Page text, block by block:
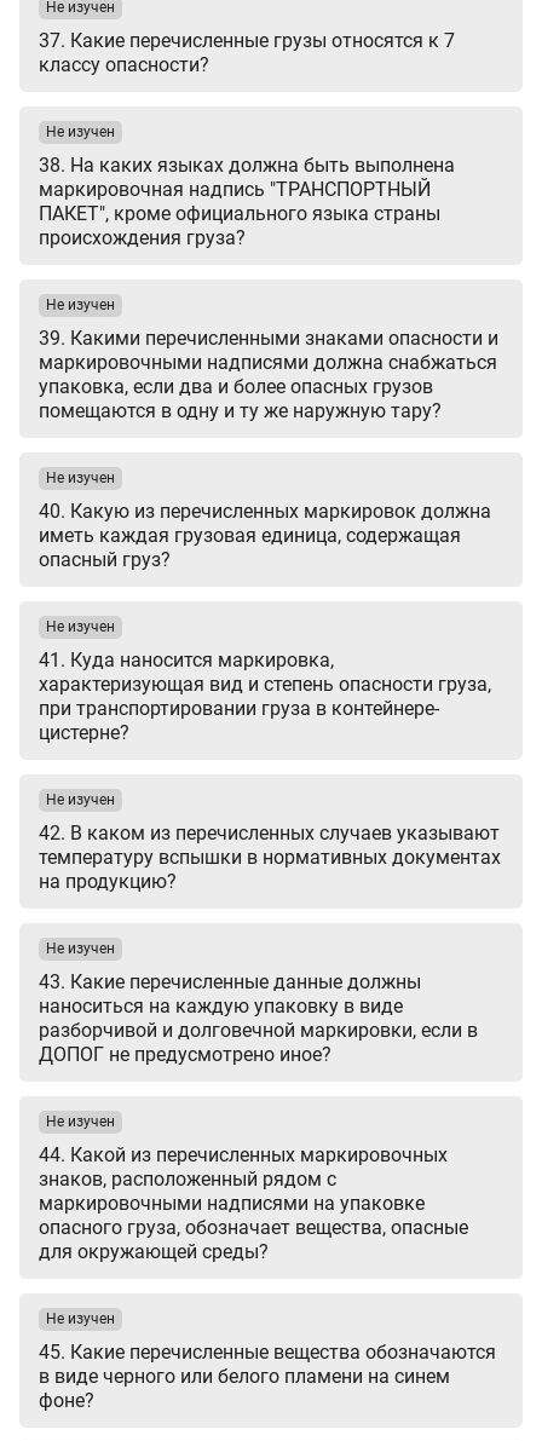
37. Какие перечисленные грузы относятся к 7
классу опасности?
Не изучен
38. На каких языках должна быть выполнена
маркировочная надпись "ТРАНСПОРТНЫЙ
ПАКЕТ", кроме официального языка страны
происхождения груза?
Не изучен
39. Какими перечисленными знаками опасности и
маркировочными надписями должна снабжаться
упаковка, если два и более опасных грузов
помещаются в одну и ту же наружную тару?
Не изучен
40. Какую из перечисленных маркировок должна
иметь каждая грузовая единица, содержащая
опасный груз?
Не изучен
41. Куда наносится маркировка,
характеризующая вид и степень опасности груза,
при транспортировании груза в контейнере-
цистерне?
Не изучен
42. В каком из перечисленных случаев указывают
температуру вспышки в нормативных документах
на продукцию?
Не изучен
43. Какие перечисленные данные должны
наноситься на каждую упаковку в виде
разборчивой и долговечной маркировки, если в
ДОПОГ не предусмотрено иное?
Не изучен
44. Какой из перечисленных маркировочных
знаков, расположенный рядом с
маркировочными надписями на упаковке
опасного груза, обозначает вещества, опасные
для окружающей среды?
Не изучен
45. Какие перечисленные вещества обозначаются
в виде черного или белого пламени на синем
фоне?
Не изучен